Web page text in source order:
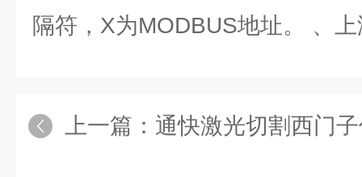
隔符，X为MODBUS地址。 、
上一篇： 通快激光切割西门子伺